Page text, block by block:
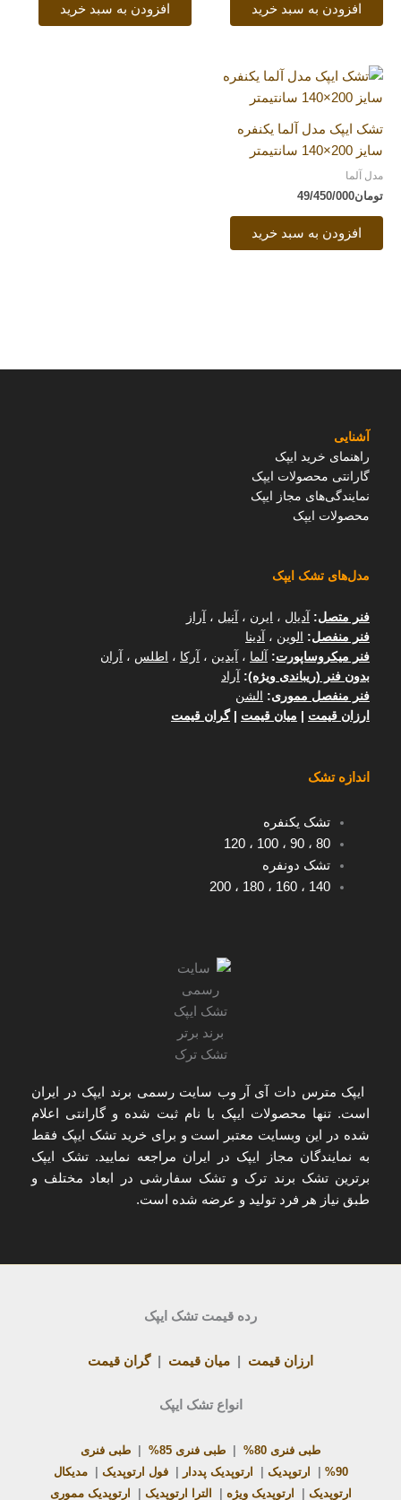
افزودن به سبد خرید افزودن به سبد خرید
تشک ایپک مدل آلما یکنفره
سایز 200×140 سانتیمتر
مدل آلما
تومان49/450/000
افزودن به سبد خرید
آشنایی
راهنمای خرید ایپک
گارانتی محصولات ایپک
نمایندگی‌های مجاز ایپک
محصولات ایپک
مدل‌های تشک ایپک
فنر متصل: آدیال ، ایرن ، آنیل ،
آراز
فنر منفصل: الوین ، آدینا
فنر میکروساپورت: آلما ، آیدین ، آرکا ، اطلس ،
آران
بدون فنر (ریباندی ویژه):
آراد
فنر منفصل مموری:
الشن
ارزان قیمت
میان قیمت |گران قیمت
اندازه تشک
تشک یکنفره
80، 90، 100 ، 120
تشک دونفره
140 ، 160 ، 180 ، 200
ایپک مترس دات آی آر وب سایت رسمی برند ایپک در ایران
است. تنها محصولات ایپک با نام ثبت شده و گارانتی اعلام
شده در این وبسایت معتبر است و برایخرید تشک ایپک فقط
به نمایندگان مجاز ایپک در ایران مراجعه نمایید. تشک ایپک
برترین تشک برند ترک و تشک سفارشی در ابعاد مختلف و
طبق نیاز هر فرد تولید و عرضه شده است.
رده قیمت تشک ایپک
ارزان قیمت میان قیمت |گران قیمت
انواع تشک ایپک
طبی فنری 80% طبی فنری 85%
طبی فنری
90%
ارتوپدیک ارتوپدیک پددار |فول ارتوپدیک |مدیکال
ارتوپدیک
ارتوپدیک ویژه الترا ارتوپدیک ارتوپدیک مموری